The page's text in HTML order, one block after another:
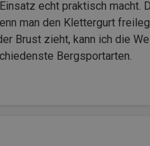
echt praktisch macht.
man den Klettergurt
Brust zieht, kann ich die
Bergsportarten.